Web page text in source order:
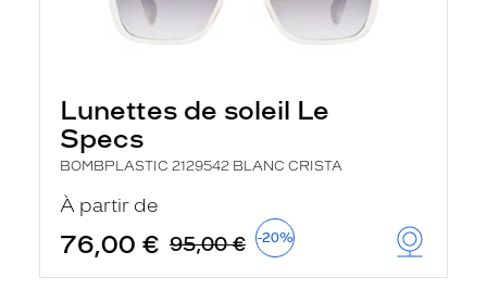
Lunettes de soleil Le
Specs
BOMBPLASTIC 2129542 BLANC CRISTA
À partir de
76,00 € 95,00 € -20%